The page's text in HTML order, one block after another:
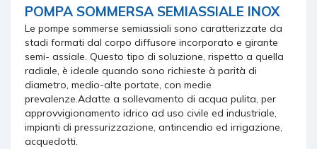
POMPA SOMMERSA SEMIASSIALE INOX
Le pompe sommerse semiassiali sono caratterizzate da
stadi formati dal corpo diffusore incorporato e girante
semi- assiale. Questo tipo di soluzione, rispetto a quella
radiale, è ideale quando sono richieste à parità di
diametro, medio-alte portate, con medie
prevalenze.Adatte a sollevamento di acqua pulita, per
approvvigionamento idrico ad uso civile ed industriale,
impianti di pressurizzazione, antincendio ed irrigazione,
acquedotti.